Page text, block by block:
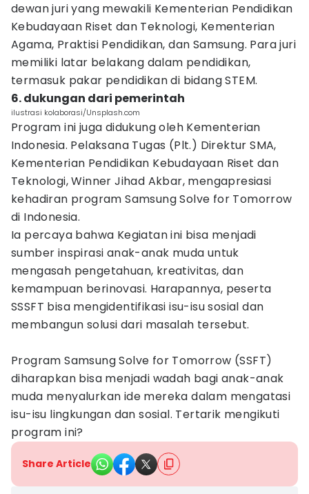
dewan juri yang mewakili Kementerian Pendidikan
Kebudayaan Riset dan Teknologi, Kementerian
Agama, Praktisi Pendidikan, dan Samsung. Para juri
memiliki latar belakang dalam pendidikan,
termasuk pakar pendidikan di bidang STEM.
6. dukungan dari pemerintah
ilustrasi kolaborasi/Unsplash.com
Program ini juga didukung oleh Kementerian
Indonesia. Pelaksana Tugas (Plt.) Direktur SMA,
Kementerian Pendidikan Kebudayaan Riset dan
Teknologi, Winner Jihad Akbar, mengapresiasi
kehadiran program Samsung Solve for Tomorrow
di Indonesia.
Ia percaya bahwa Kegiatan ini bisa menjadi
sumber inspirasi anak-anak muda untuk
mengasah pengetahuan, kreativitas, dan
kemampuan berinovasi. Harapannya, peserta
SSSFT bisa mengidentifikasi isu-isu sosial dan
membangun solusi dari masalah tersebut.
Program Samsung Solve for Tomorrow (SSFT)
diharapkan bisa menjadi wadah bagi anak-anak
muda menyalurkan ide mereka dalam mengatasi
isu-isu lingkungan dan sosial. Tertarik mengikuti
program ini?
Share Article